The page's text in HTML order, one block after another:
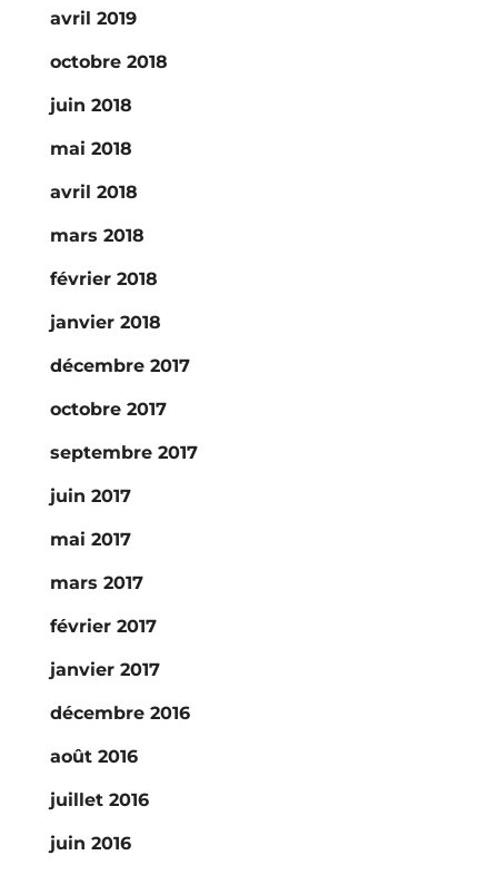
avril 2019
octobre 2018
juin 2018
mai 2018
avril 2018
mars 2018
février 2018
janvier 2018
décembre 2017
octobre 2017
septembre 2017
juin 2017
mai 2017
mars 2017
février 2017
janvier 2017
décembre 2016
août 2016
juillet 2016
juin 2016